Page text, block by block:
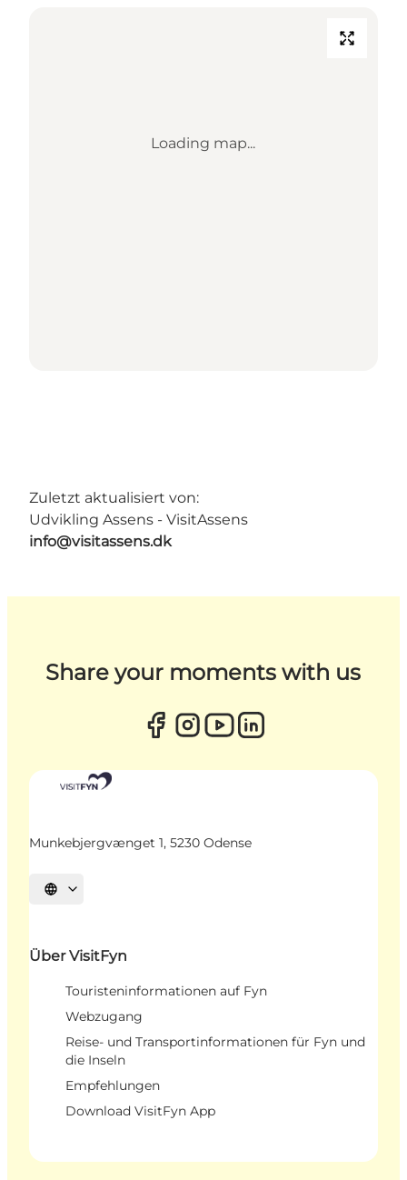
Loading map...
Zuletzt aktualisiert von:
Udvikling Assens - VisitAssens
info@visitassens.dk
Share your moments with us
Munkebjergvænget 1, 5230 Odense
Sprache auswählen
Über VisitFyn
Touristeninformationen auf Fyn
Webzugang
Reise- und Transportinformationen für Fyn und
die Inseln
Empfehlungen
Download VisitFyn App